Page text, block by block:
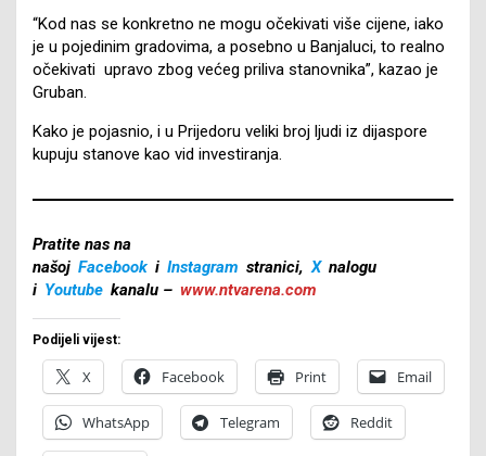
“Kod nas se konkretno ne mogu očekivati više cijene, iako
je u pojedinim gradovima, a posebno u Banjaluci, to realno
očekivati upravo zbog većeg priliva stanovnika”, kazao je
Gruban.
Kako je pojasnio, i u Prijedoru veliki broj ljudi iz dijaspore
kupuju stanove kao vid investiranja.
Pratite nas na
našoj Facebook i Instagram stranici, X nalogu
i Youtube kanalu – www.ntvarena.com
Podijeli vijest:
X Facebook Print Email
WhatsApp Telegram Reddit